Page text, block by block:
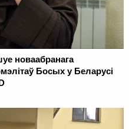
новаабранага
Босых у Беларусі